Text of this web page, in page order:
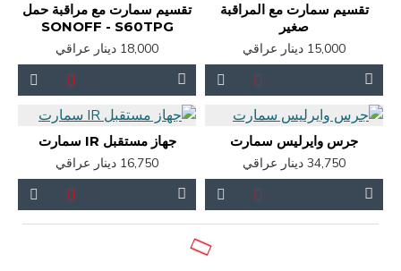
تقسيم سمارت مع المراقبة
صغير
15,000 دينار عراقي
تقسيم سمارت مع مراقبة حمل
SONOFF - S60TPG
18,000 دينار عراقي
جرس وايرليس سمارت
34,750 دينار عراقي
جهاز مستقبل IR سمارت
16,750 دينار عراقي